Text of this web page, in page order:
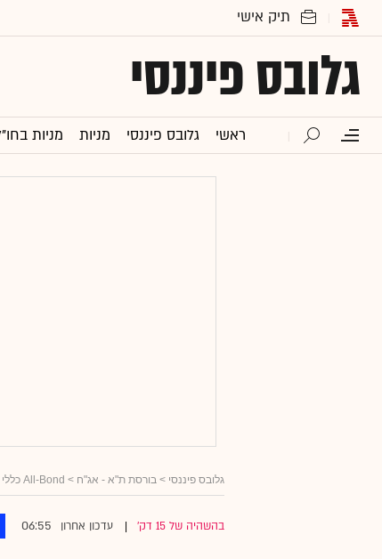
גלובס פיננסי
ראשי גלובס פיננסי מניות מניות
גלובס פיננסי > בורסת ת"א - אג"ח > All-Bond כללי
בהשהיה של 15 דק' עדכון אחרון 06:55